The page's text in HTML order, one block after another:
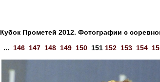
Кубок Прометей 2012. Фотографии с
... 146 147 148 149 150 151 152 153 154